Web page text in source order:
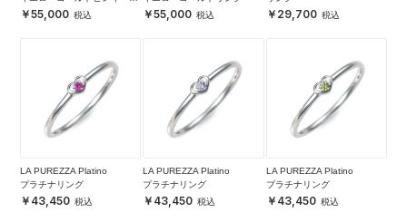
ング55,000 55,000 29,700
LA PUREZZA Platino
プラチナリング
43,450
LA PUREZZA Platino
プラチナリング
43,450
LA PUREZZA Platino
プラチナリング
43,450